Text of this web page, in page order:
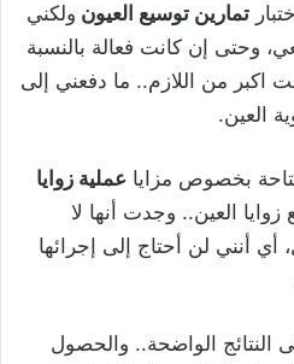
تمارين توسيع العيون ولكني
وحتى إن كانت فعالة بالنسبة
اكبر من اللازم.. ما دفعني إلى
العين.
بخصوص مزايا عملية زوايا
زوايا العين.. وجدت أنها لا
أنني لن أحتاج إلى إجرائها
النتائج الواضحة.. والحصول